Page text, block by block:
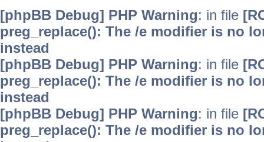
[phpBB Debug] PHP Warning: in file
preg_replace(): The /e modifier is no
instead
[phpBB Debug] PHP Warning: in file
preg_replace(): The /e modifier is no
instead
[phpBB Debug] PHP Warning: in file
preg_replace(): The /e modifier is no